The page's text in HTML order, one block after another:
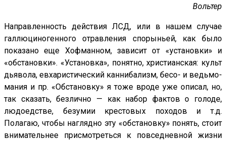
Вольтер
Направленность действия ЛСД, или в нашем случае
галлюциногенного отравления спорыньей, как было
показано еще Хофманном, зависит от «установки» и
«обстановки». «Установка», понятно, христианская: культ
дьявола, евхаристический каннибализм, бесо- и ведьмо-
мания и пр. «Обстановку» я тоже вроде уже описал, но,
так сказать, безлично — как набор фактов о голоде,
людоедстве, безумии крестовых походов и т.д.
Полагаю, чтобы наглядно эту «обстановку» понять, стоит
внимательнее присмотреться к повседневной жизни